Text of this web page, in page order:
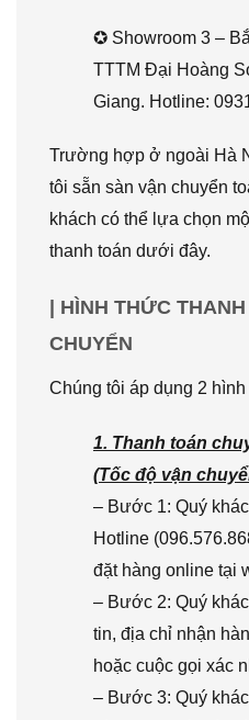
✪ Showroom 3 –
TTTM Đại Hoàng
Giang. Hotline:
Trường hợp ở ngoài Hà
tôi sẵn sàn vận chuyển
khách có thể lựa chọn
thanh toán dưới đây.
| HÌNH THỨC
CHUYỂN
Chúng tôi áp dụng 2
1. Thanh toán
(Tốc độ vận
– Bước 1: Quý
Hotline
đặt hàng online tại
– Bước 2: Quý
tin, địa chỉ nhận
hoặc cuộc gọi xác
– Bước 3: Quý